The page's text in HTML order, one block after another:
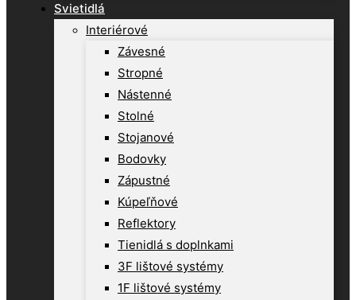
Svietidlá
Interiérové
Závesné
Stropné
Nástenné
Stolné
Stojanové
Bodovky
Zápustné
Kúpeľňové
Reflektory
Tienidlá s doplnkami
3F lištové systémy
1F lištové systémy